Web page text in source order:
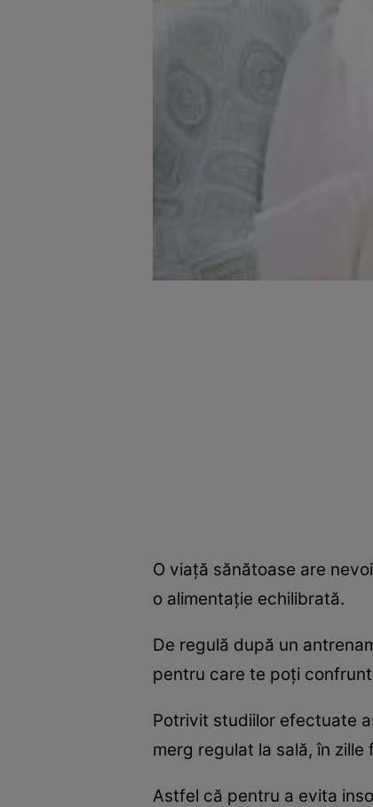
O viaţă sănătoase are
o alimentaţie echilibrată.
De regulă după un
pentru care te poţi
Potrivit studiilor efectuate
merg regulat la sală, în
Astfel că pentru a evita